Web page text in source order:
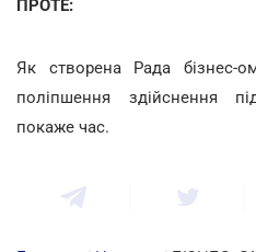
ПРОТЕ:
Як створена Рада бізнес-
поліпшення здійснення
покаже час.